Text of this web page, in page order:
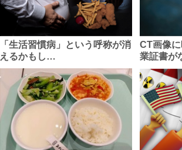
「生活習慣病」という呼称が消
えるかもし…
CT画像
業証書が